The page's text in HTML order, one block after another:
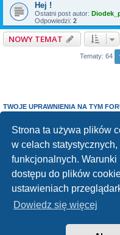
Strona ta używa plików
w celach
funkcjonalnych.
dostępu do plików
ustawieniach
Dowiedz się więcej
Hej !
Ostatni post autor:
Odpowiedzi: 2
NOWY TEMAT
Tematy: 64
TWOJE UPRAWNIENIA NA TYM
Nie możesz odpowiadać w tematach
Nie możesz zmieniać swoich postów
Nie możeszusuwać swoich postów
dodawać załączników
Forum Bike Łódź - Forum Rowerowe Łódź - Forum Szosowe - Forum MTB Strona
Linki partnerskie: strony www lodz